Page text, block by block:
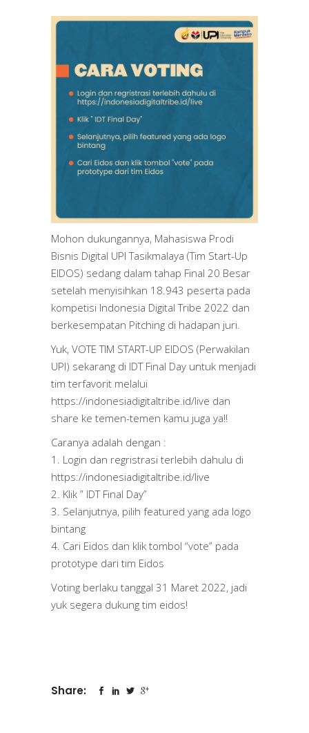
Mohon dukungannya, Mahasiswa Prodi
Bisnis Digital UPI Tasikmalaya (Tim Start-Up
EIDOS) sedang dalam tahap Final 20 Besar
setelah menyisihkan 18.943 peserta pada
kompetisi Indonesia Digital Tribe 2022 dan
berkesempatan Pitching di hadapan juri.
Yuk, VOTE TIM START-UP EIDOS (Perwakilan
UPI) sekarang di IDT Final Day untuk menjadi
tim terfavorit melalui
https://indonesiadigitaltribe.id/live dan
share ke temen-temen kamu juga ya!!
Caranya adalah dengan :
1. Login dan regristrasi terlebih dahulu di
https://indonesiadigitaltribe.id/live
2. Klik ” IDT Final Day”
3. Selanjutnya, pilih featured yang ada logo
bintang
4. Cari Eidos dan klik tombol “vote” pada
prototype dari tim Eidos
Voting berlaku tanggal 31 Maret 2022, jadi
yuk segera dukung tim eidos!
Share: